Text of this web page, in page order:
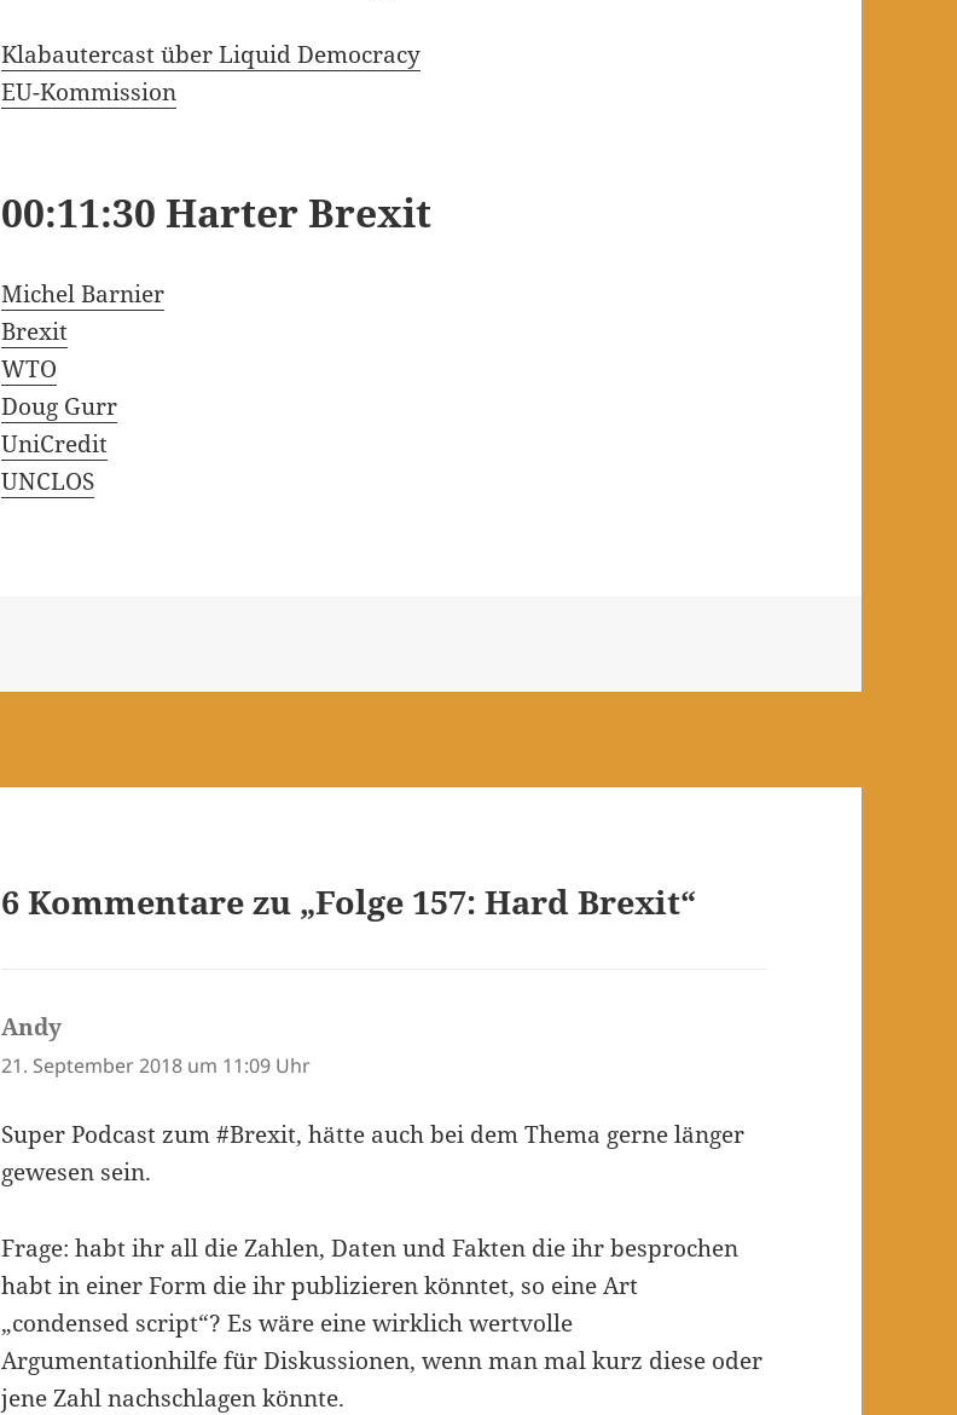
Klabautercast über Liquid Democracy
EU-Kommission
00:11:30 Harter Brexit
Michel Barnier
Brexit
WTO
Doug Gurr
UniCredit
UNCLOS
6 Kommentare zu „Folge 157: Hard Brexit“
Andy
21. September 2018 um 11:09 Uhr
Super Podcast zum #Brexit, hätte auch bei dem Thema gerne länger
gewesen sein.
Frage: habt ihr all die Zahlen, Daten und Fakten die ihr besprochen
habt in einer Form die ihr publizieren könntet, so eine Art
„condensed script“? Es wäre eine wirklich wertvolle
Argumentationhilfe für Diskussionen, wenn man mal kurz diese oder
jene Zahl nachschlagen könnte.